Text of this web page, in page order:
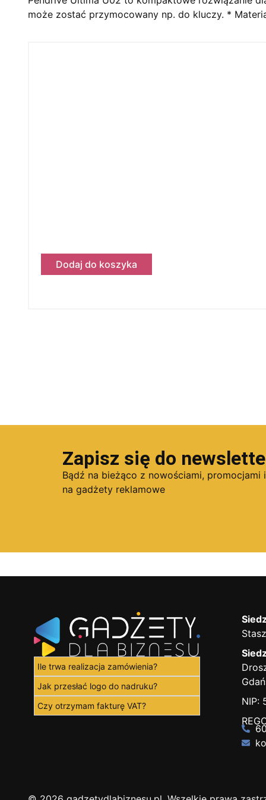
może zostać przymocowany np. do kluczy. *
Dodaj do koszyka
Zapisz się do
Bądź na bieżąco z nowościami, promocjami
na gadżety reklamowe
Ile trwa realizacja zamówienia?
Jak przesłać logo do nadruku?
Czy otrzymam fakturę VAT?
NIP: